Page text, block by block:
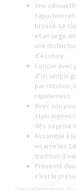
Une
capuchon
brossé. Le
et un large
une
d’écriture.
Conçue
d’un simple
par rotation,
rapidement.
Avec son
stylo
dès sa prise
Assemblé à
incarne les
tradition
Présenté
c’est le